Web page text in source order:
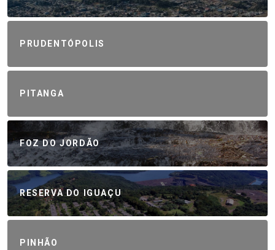
PRUDENTÓPOLIS
PITANGA
FOZ DO JORDÃO
RESERVA DO IGUAÇU
PINHÃO